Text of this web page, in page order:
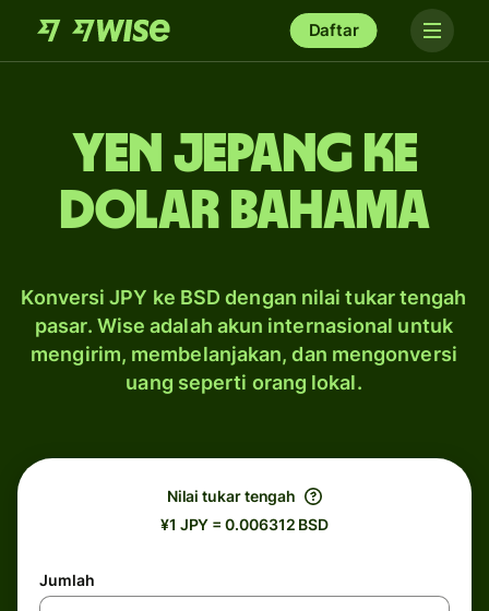
Daftar
yen Jepang ke
dolar Bahama
Konversi JPY ke BSD dengan nilai tukar tengah
pasar. Wise adalah akun internasional untuk
mengirim, membelanjakan, dan mengonversi
uang seperti orang lokal.
Nilai tukar tengah
¥1 JPY = 0.006312 BSD
Jumlah